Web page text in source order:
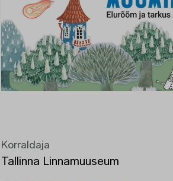
Korraldaja
Tallinna Linnamuuseum